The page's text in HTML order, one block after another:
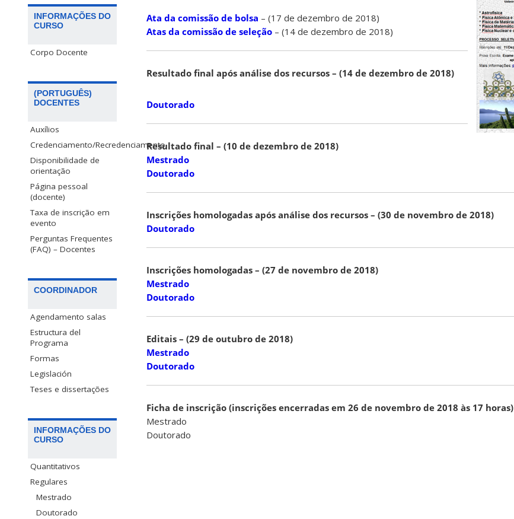
INFORMAÇÕES DO
CURSO
Corpo Docente
(PORTUGUÊS)
DOCENTES
Auxílios
Credenciamento/Recredenciamento
Disponibilidade de
orientação
Página pessoal
(docente)
Taxa de inscrição em
evento
Perguntas Frequentes
(FAQ) – Docentes
COORDINADOR
Agendamento salas
Estructura del
Programa
Formas
Legislación
Teses e dissertações
INFORMAÇÕES DO
CURSO
Quantitativos
Regulares
Mestrado
Doutorado
Ata da comissão de bolsa – (17 de dezembro de 2018)
Atas da comissão de seleção – (14 de dezembro de 2018)
Resultado final após análise dos recursos – (14 de dezembro de 2018)
Doutorado
Resultado final – (10 de dezembro de 2018)
Mestrado
Doutorado
Inscrições homologadas após análise dos recursos – (30 de novembro de 2018)
Doutorado
Inscrições homologadas – (27 de novembro de 2018)
Mestrado
Doutorado
Editais – (29 de outubro de 2018)
Mestrado
Doutorado
Ficha de inscrição (inscrições encerradas em 26 de novembro de 2018 às 17 horas)
Mestrado
Doutorado